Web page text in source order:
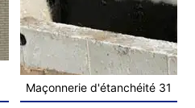
Maçonnerie d'étanchéité 31